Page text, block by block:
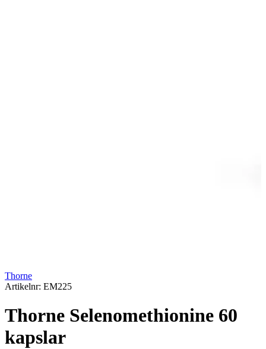
Thorne
Artikelnr: EM225
Thorne Selenomethionine 60
kapslar